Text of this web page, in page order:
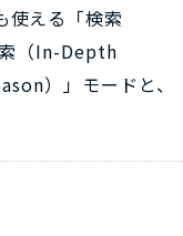
使える「検索
索（In-Depth
）」モードと、